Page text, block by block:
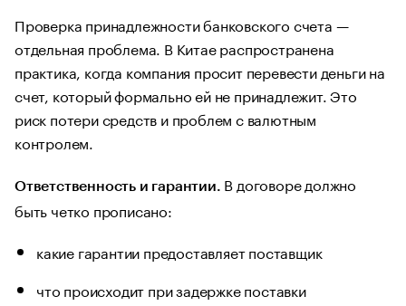
Проверка принадлежности банковского счета —
отдельная проблема. В Китае распространена
практика, когда компания просит перевести деньги на
счет, который формально ей не принадлежит. Это
риск потери средств и проблем с валютным
контролем.
Ответственность и гарантии. В договоре должно
быть четко прописано:
какие гарантии предоставляет поставщик
что происходит при задержке поставки